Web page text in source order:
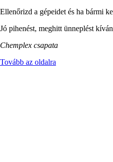
Ellenőrizd a gépeidet és ha bármi
Jó pihenést, meghitt ünneplést
Chemplex csapata
Tovább az oldalra